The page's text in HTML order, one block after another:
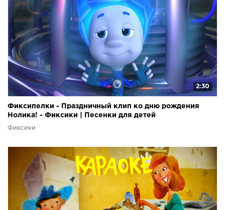
2:30
Фиксипелки - Праздничный клип ко дню рождения
Нолика! - Фиксики | Песенки для детей
Фиксики